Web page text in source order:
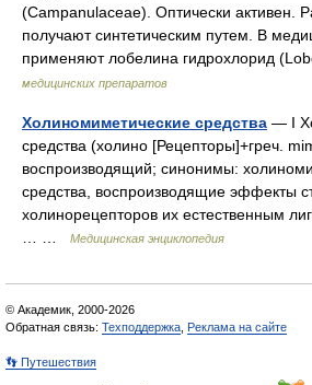
(Campanulaceae). Оптически активен.
получают синтетическим путем. В
применяют лобелина гидрохлорид
медицинских препаратов
Холиномиметические средства — I
средства (холино [Рецепторы]+греч.
воспроизводящий; синонимы:
средства, воспроизводящие эффекты
холинорецепторов их естественным
Медицинская энциклопедия
© Академик, 2000-2026
Обратная связь: Техподдержка Реклама на сайте
👣 Путешествия